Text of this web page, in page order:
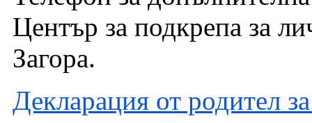
Център за подкрепа за
Загора.
Декларация от родител